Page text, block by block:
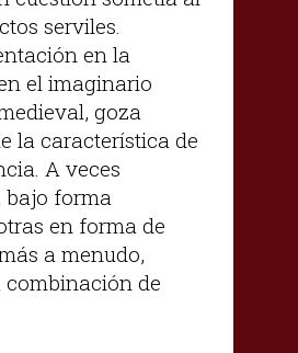
serviles.
en la
el imaginario
goza
la característica de
A veces
bajo forma
en forma de
a menudo,
de